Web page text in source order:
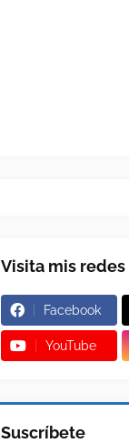
Visita mis redes
Facebook
YouTube
Suscríbete